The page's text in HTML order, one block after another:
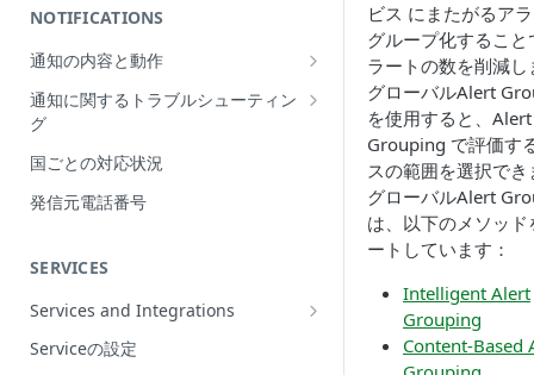
Incident Roles
Incident Tasks
Incident Types
インシデントが作成されない理由
Conference Bridge
NOTIFICATIONS
通知の内容と動作
Push Notifications
Email Notifications
電話通知
Phone Notification Disclosures
SMS Notifications
WhatsApp Notification
通知に関するトラブルシューティン
グ
想定される通知の動作
プッシュ通知のトラブルシューティ
ング
グ
電話通知のトラブルシューティング
SMS通知のトラブルシューティング
国ごとの対応状況
発信元電話番号
SERVICES
Services and Integrations
Service Directory
Serviceの設定
ビス にまたがるア
グループ化すること
ラートの数を削減し
グローバルAlert
を使用すると、Alert
Grouping で評価す
スの範囲を選択でき
グローバルAlert
は、以下のメソッド
ートしています：
Intelligent Alert
Grouping
Content-Based